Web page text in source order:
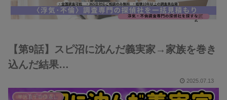
【第9話】スピ沼に沈んだ義実家→家族を巻き
込んだ結果…
2025.07.13
半沢直子@倍返し